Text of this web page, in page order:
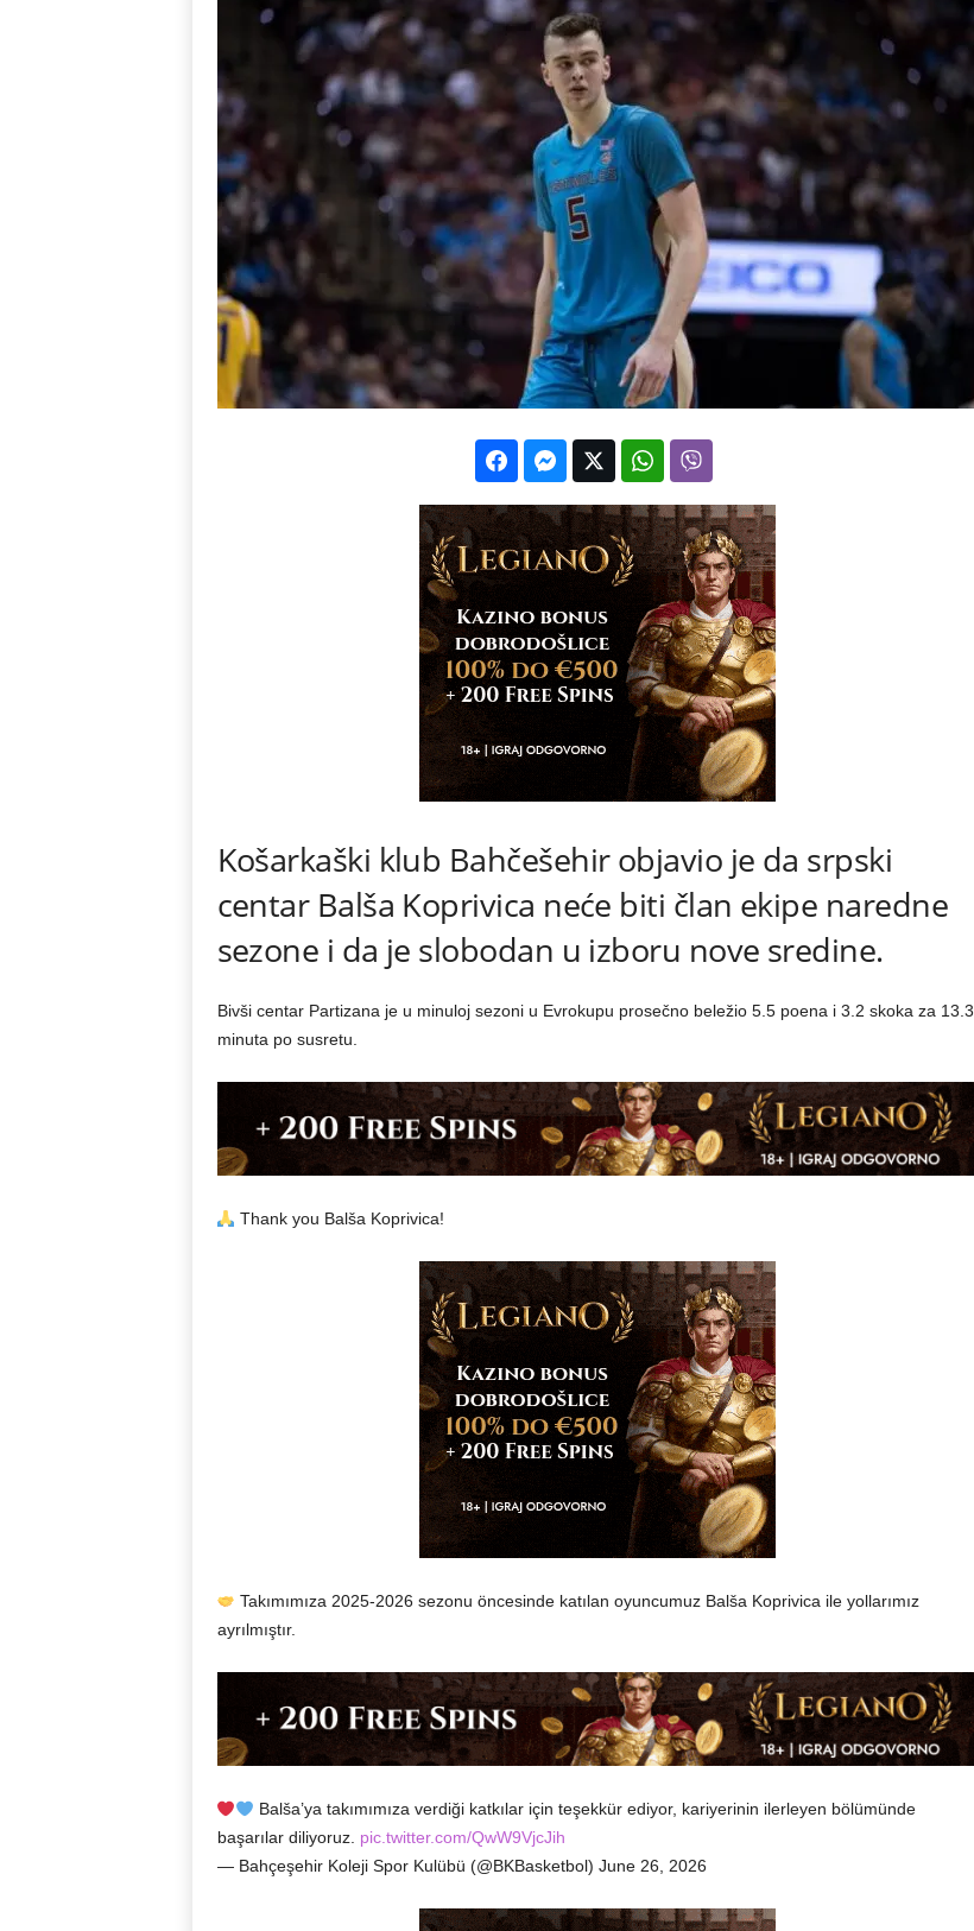
k
e
V
e
s
t
i
Košarkaški klub Bahčešehir objavio je da srpski
centar Balša Koprivica neće biti član ekipe naredne
sezone i da je slobodan u izboru nove sredine.
Bivši centar Partizana je u minuloj sezoni u Evrokupu prosečno beležio 5.5 poena i 3.2 skoka za 13.3
minuta po susretu.
Thank you Balša Koprivica!
Takımımıza 2025-2026 sezonu öncesinde katılan oyuncumuz Balša Koprivica ile yollarımız
ayrılmıştır.
Balša’ya takımımıza verdiği katkılar için teşekkür ediyor, kariyerinin ilerleyen bölümünde
başarılar diliyoruz. pic.twitter.com/QwW9VjcJih
— Bahçeşehir Koleji Spor Kulübü (@BKBasketbol) June 26, 2026